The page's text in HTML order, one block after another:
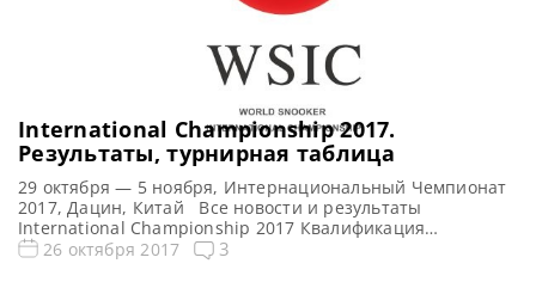
International Championship 2017.
Результаты, турнирная таблица
29 октября — 5 ноября, Интернациональный Чемпионат
2017, Дацин, Китай Все новости и результаты
International Championship 2017 Квалификация
International Championship 2017 Онлайн трансляции
26 октября 2017 3